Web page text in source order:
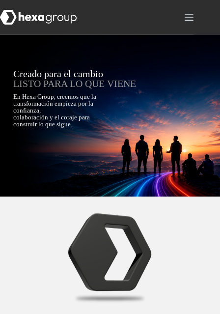
Creado para el cambio
LISTO PARA LO QUE VIENE
En Hexa Group, creemos que la
transformación empieza por la
confianza,
colaboración y el coraje para
construir lo que sigue.